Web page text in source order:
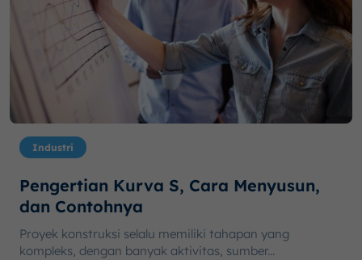
Industri
Pengertian Kurva S, Cara Menyusun,
dan Contohnya
Proyek konstruksi selalu memiliki tahapan yang
kompleks, dengan banyak aktivitas, sumber...